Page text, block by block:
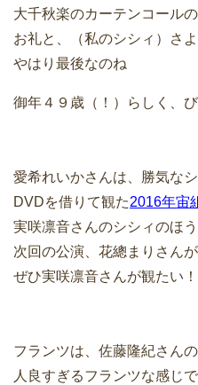
大千秋楽のカーテンコール
お礼と、（私のシシィ）さ
やはり最後なのね
御年４９歳（！）らしく、
愛希れいかさんは、勝気な
DVDを借りて観た2016年宙
実咲凛音さんのシシィのほ
次回の公演、花總まりさん
ぜひ実咲凛音さんが観たい！
フランツは、佐藤隆紀さん
人良すぎるフランツな感じで